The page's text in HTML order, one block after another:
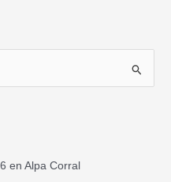
en Alpa Corral